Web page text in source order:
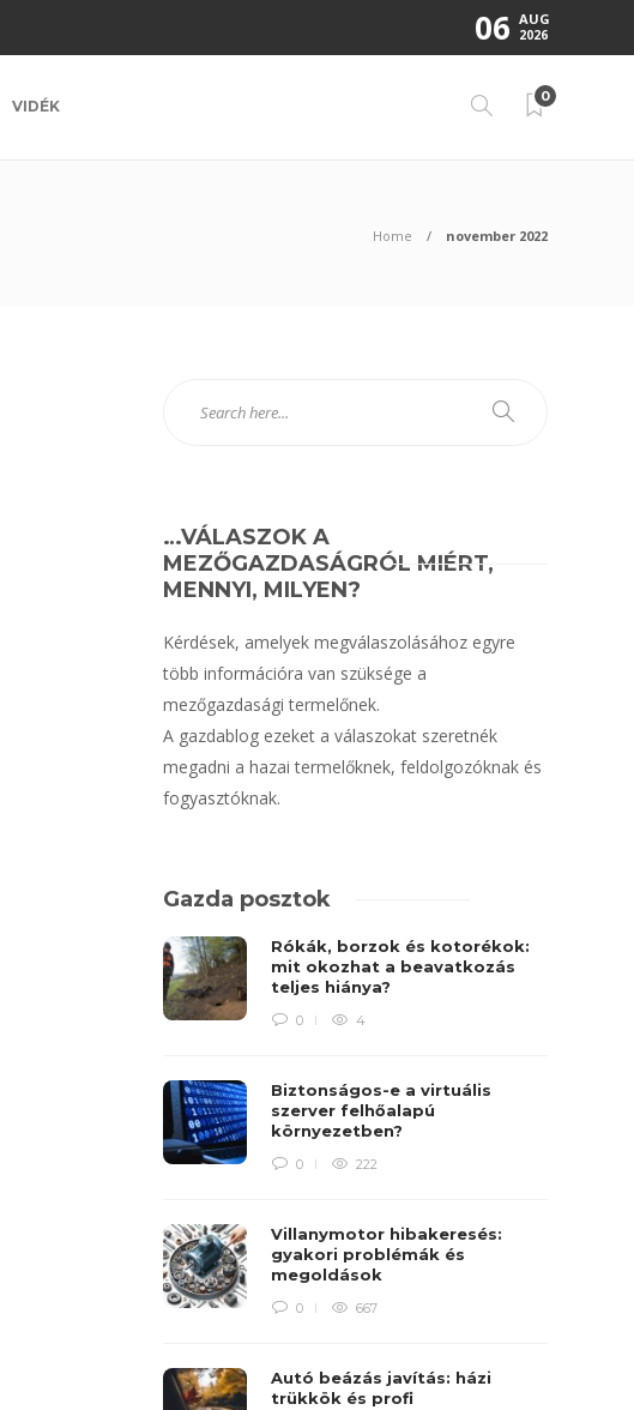
06 AUG
2026
VIDÉK
0
Home november 2022
…VÁLASZOK A
MEZŐGAZDASÁGRÓL MIÉRT,
MENNYI, MILYEN?
Kérdések, amelyek megválaszolásához egyre
több információra van szüksége a
mezőgazdasági termelőnek.
A gazdablog ezeket a válaszokat szeretnék
megadni a hazai termelőknek, feldolgozóknak és
fogyasztóknak.
Gazda posztok
Rókák, borzok és kotorékok:
mit okozhat a beavatkozás
teljes hiánya?
0 4
Biztonságos-e a virtuális
szerver felhőalapú
környezetben?
0 222
Villanymotor hibakeresés:
gyakori problémák és
megoldások
0 667
Autó beázás javítás: házi
trükkök és profi